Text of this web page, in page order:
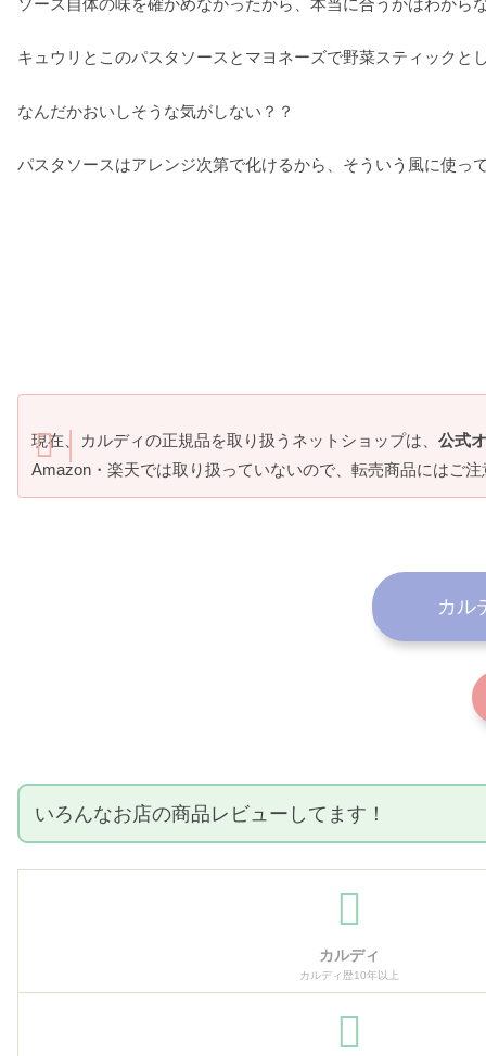
キュウリとこのパスタソースとマヨネーズで野菜スティックと
なんだかおいしそうな気がしない？？
パスタソースはアレンジ次第で化けるから、そういう風に使っ
現在、カルディの正規品を取り扱うネットショップは、 公式
Amazon・楽天では取り扱っていないので、転売商品にはご
カル
いろんなお店の商品レビューしてます！
カルディ
カルディ歴10年以上